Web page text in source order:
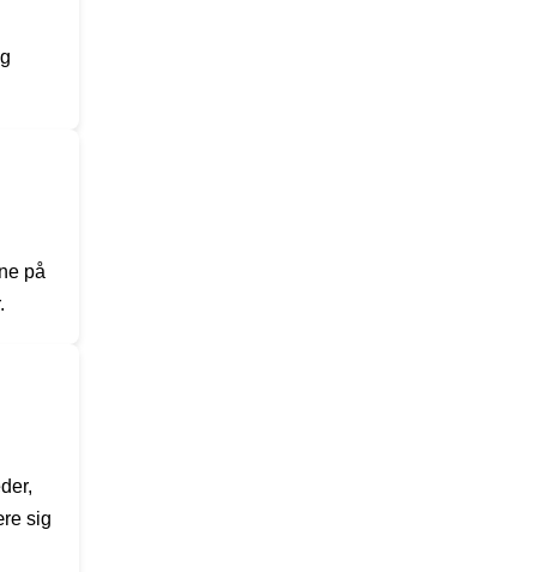
på
sig